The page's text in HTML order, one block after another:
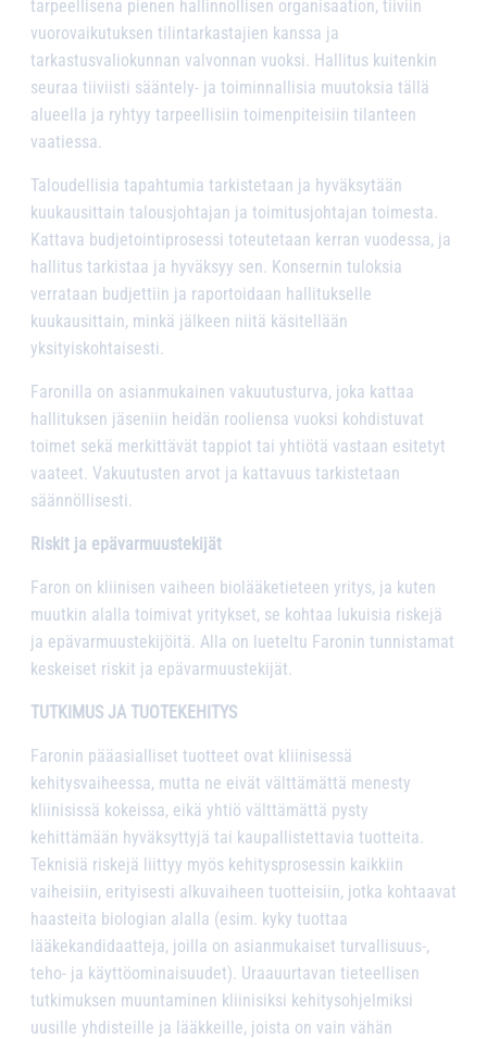
tarpeellisena pienen hallinnollisen organisaation, tiiviin
vuorovaikutuksen tilintarkastajien kanssa ja
tarkastusvaliokunnan valvonnan vuoksi. Hallitus kuitenkin
seuraa tiiviisti sääntely- ja toiminnallisia muutoksia tällä
alueella ja ryhtyy tarpeellisiin toimenpiteisiin tilanteen
vaatiessa.
Taloudellisia tapahtumia tarkistetaan ja hyväksytään
kuukausittain talousjohtajan ja toimitusjohtajan toimesta.
Kattava budjetointiprosessi toteutetaan kerran vuodessa, ja
hallitus tarkistaa ja hyväksyy sen. Konsernin tuloksia
verrataan budjettiin ja raportoidaan hallitukselle
kuukausittain, minkä jälkeen niitä käsitellään
yksityiskohtaisesti.
Faronilla on asianmukainen vakuutusturva, joka kattaa
hallituksen jäseniin heidän rooliensa vuoksi kohdistuvat
toimet sekä merkittävät tappiot tai yhtiötä vastaan esitetyt
vaateet. Vakuutusten arvot ja kattavuus tarkistetaan
säännöllisesti.
Riskit ja epävarmuustekijät
Faron on kliinisen vaiheen biolääketieteen yritys, ja kuten
muutkin alalla toimivat yritykset, se kohtaa lukuisia riskejä
ja epävarmuustekijöitä. Alla on lueteltu Faronin tunnistamat
keskeiset riskit ja epävarmuustekijät.
TUTKIMUS JA TUOTEKEHITYS
Faronin pääasialliset tuotteet ovat kliinisessä
kehitysvaiheessa, mutta ne eivät välttämättä menesty
kliinisissä kokeissa, eikä yhtiö välttämättä pysty
kehittämään hyväksyttyjä tai kaupallistettavia tuotteita.
Teknisiä riskejä liittyy myös kehitysprosessin kaikkiin
vaiheisiin, erityisesti alkuvaiheen tuotteisiin, jotka kohtaavat
haasteita biologian alalla (esim. kyky tuottaa
lääkekandidaatteja, joilla on asianmukaiset turvallisuus-,
teho- ja käyttöominaisuudet). Uraauurtavan tieteellisen
tutkimuksen muuntaminen kliinisiksi kehitysohjelmiksi
uusille yhdisteille ja lääkkeille, joista on vain vähän